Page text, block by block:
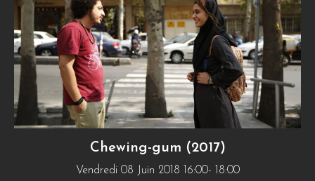
Chewing-gum (2017)
Vendredi 08 Juin 2018 16:00- 18:00